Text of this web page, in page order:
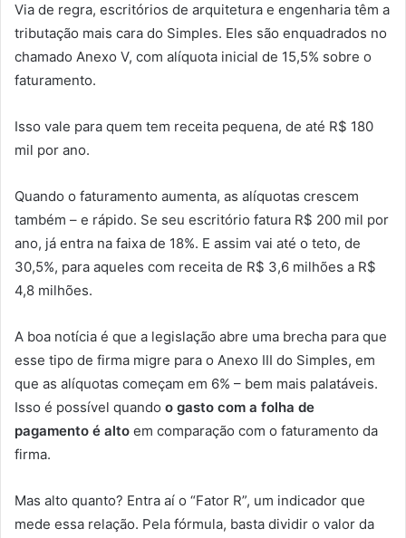
Via de regra, escritórios de arquitetura e engenharia têm a
tributação mais cara do Simples. Eles são enquadrados no
chamado Anexo V, com alíquota inicial de 15,5% sobre o
faturamento.
Isso vale para quem tem receita pequena, de até R$ 180
mil por ano.
Quando o faturamento aumenta, as alíquotas crescem
também – e rápido. Se seu escritório fatura R$ 200 mil por
ano, já entra na faixa de 18%. E assim vai até o teto, de
30,5%, para aqueles com receita de R$ 3,6 milhões a R$
4,8 milhões.
A boa notícia é que a legislação abre uma brecha para que
esse tipo de firma migre para o Anexo III do Simples, em
que as alíquotas começam em 6% – bem mais palatáveis.
Isso é possível quando o gasto com a folha de
pagamento é alto em comparação com o faturamento da
firma.
Mas alto quanto? Entra aí o “Fator R”, um indicador que
mede essa relação. Pela fórmula, basta dividir o valor da